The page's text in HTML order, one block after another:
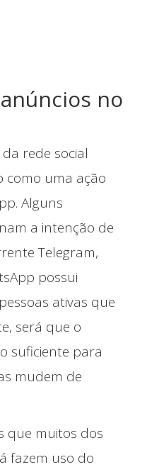
no
rede social
como uma ação
Alguns
a intenção de
Telegram,
possui
ativas que
será que o
suficiente para
mudem de
que muitos dos
fazem uso do